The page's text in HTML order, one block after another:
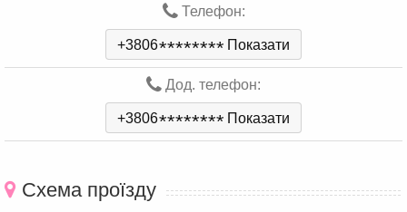
Телефон:
+3806******** Показати
Дод. телефон:
+3806******** Показати
Схема проїзду